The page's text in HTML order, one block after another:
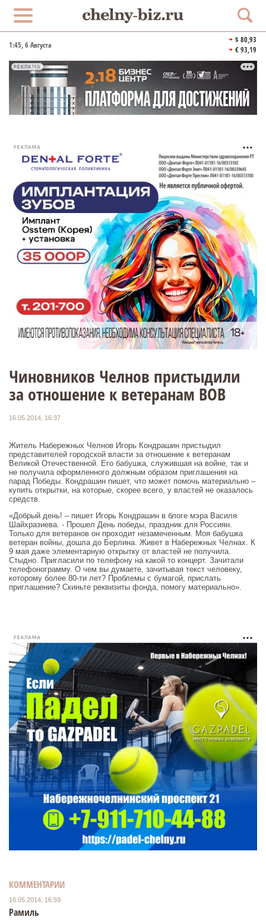
1:45, 6 Августа
$ 80,93
€ 93,19
РЕКЛАМА
РЕКЛАМА
Чиновников Челнов пристыдили
за отношение к ветеранам ВОВ
16.05.2014, 16:37
Житель Набережных Челнов Игорь Кондрашин пристыдил
представителей городской власти за отношение к ветеранам
Великой Отечественной. Его бабушка, служившая на войне, так и
не получила оформленного должным образом приглашения на
парад Победы. Кондрашин пишет, что может помочь материально –
купить открытки, на которые, скорее всего, у властей не оказалось
средств.
«Добрый день! – пишет Игорь Кондрашин в блоге мэра Василя
Шайхразиева. - Прошел День победы, праздник для Россиян.
Только для ветеранов он проходит незамеченным. Моя бабушка
ветеран войны, дошла до Берлина. Живет в Набережных Челнах. К
9 мая даже элементарную открытку от властей не получила.
Стыдно. Пригласили по телефону на какой то концерт. Зачитали
телефонограмму. О чем вы думаете, зачитывая текст человеку,
которому более 80-ти лет? Проблемы с бумагой, прислать
приглашение? Скиньте реквизиты фонда, помогу материально».
РЕКЛАМА
КОММЕНТАРИИ
16.05.2014, 16:59
Рамиль